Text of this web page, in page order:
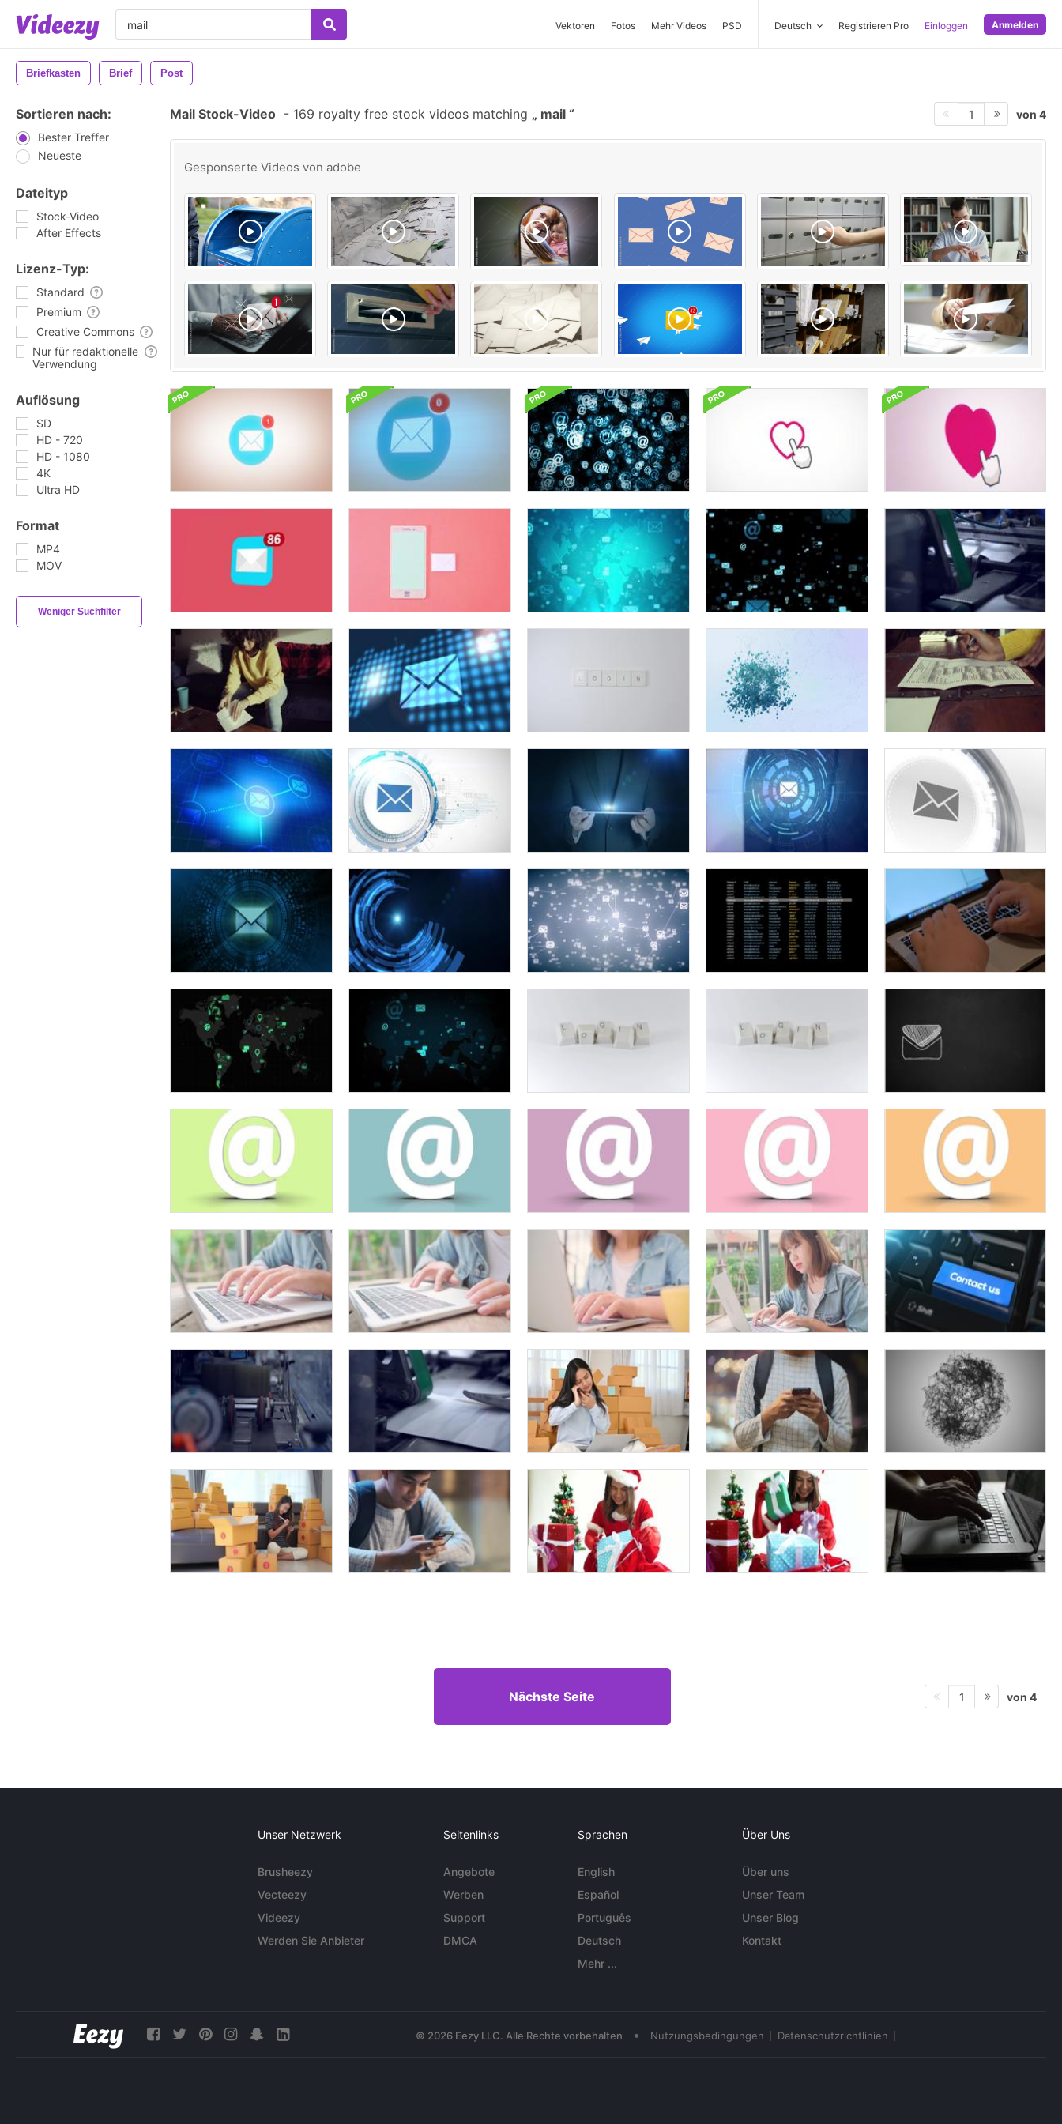
Vektoren Fotos Mehr Videos PSD Deutsch Registrieren Pro Einloggen Anmelden
Briefkasten Brief Post
Sortieren nach:
Bester Treffer
Neueste
Dateityp
Stock-Video
After Effects
Lizenz-Typ:
Standard
Premium
Creative Commons
Nur für redaktionelle
Verwendung
Auflösung
SD
HD - 720
HD - 1080
4K
Ultra HD
Format
MP4
MOV
Weniger Suchfilter
Mail Stock-Video - 169 royalty free stock videos matching mail 1 von 4
Gesponserte Videos von adobe
Nächste Seite 1 von 4
Unser Netzwerk
Brusheezy
Vecteezy
Videezy
Werden Sie Anbieter
Seitenlinks
Angebote
Werben
Support
DMCA
Sprachen
English
Español
Português
Deutsch
Mehr ...
Über Uns
Über uns
Unser Team
Unser Blog
Kontakt
© 2026 Eezy LLC. Alle Rechte vorbehalten • Nutzungsbedingungen Datenschutzrichtlinien